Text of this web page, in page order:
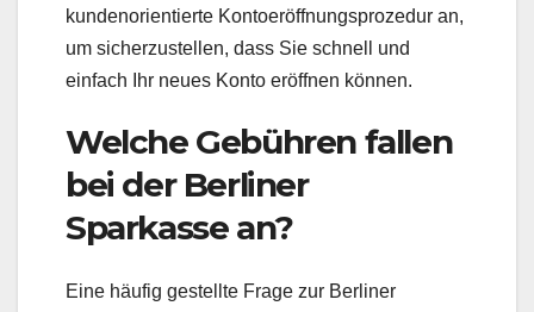
kundenorientierte Kontoeröffnungsprozedur an,
um sicherzustellen, dass Sie schnell und
einfach Ihr neues Konto eröffnen können.
Welche Gebühren fallen
bei der Berliner
Sparkasse an?
Eine häufig gestellte Frage zur Berliner